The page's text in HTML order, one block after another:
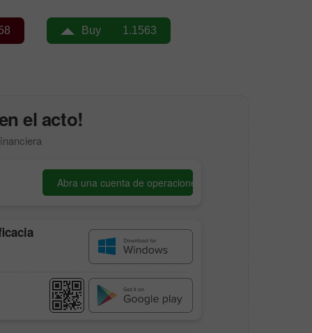
el acto!
Abra una cuenta de operaciones